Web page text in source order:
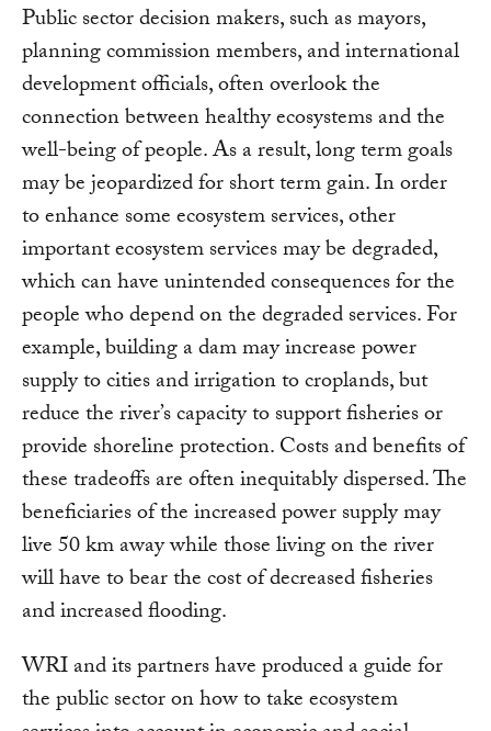
Public sector decision makers, such as mayors,
planning commission members, and international
development officials, often overlook the
connection between healthy ecosystems and the
well-being of people. As a result, long term goals
may be jeopardized for short term gain. In order
to enhance some ecosystem services, other
important ecosystem services may be degraded,
which can have unintended consequences for the
people who depend on the degraded services. For
example, building a dam may increase power
supply to cities and irrigation to croplands, but
reduce the river’s capacity to support fisheries or
provide shoreline protection. Costs and benefits of
these tradeoffs are often inequitably dispersed. The
beneficiaries of the increased power supply may
live 50 km away while those living on the river
will have to bear the cost of decreased fisheries
and increased flooding.
WRI and its partners have produced a guide for
the public sector on how to take ecosystem